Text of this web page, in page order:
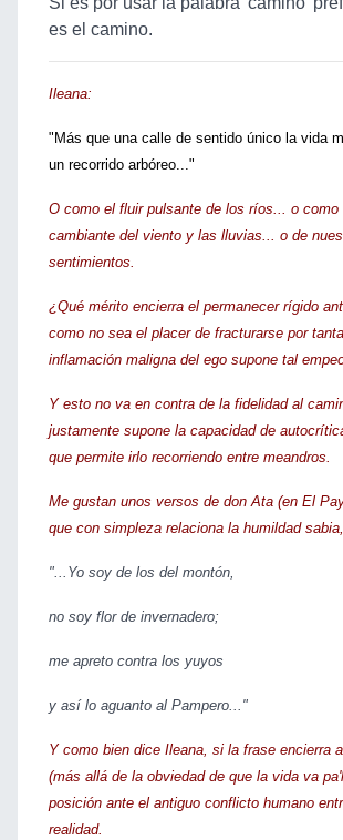
es el camino.
Ileana:
"Más que una calle de sentido único la vida
un recorrido arbóreo..."
O como el fluir pulsante de los ríos... o como
cambiante del viento y las lluvias... o de
sentimientos.
¿Qué mérito encierra el permanecer rígido
como no sea el placer de fracturarse por
inflamación maligna del ego supone tal
Y esto no va en contra de la fidelidad al
justamente supone la capacidad de
que permite irlo recorriendo entre meandros.
Me gustan unos versos de don Ata (en El
que con simpleza relaciona la humildad
"...Yo soy de los del montón,
no soy flor de invernadero;
me apreto contra los yuyos
y así lo aguanto al Pampero..."
Y como bien dice Ileana, si la frase encierra
(más allá de la obviedad de que la vida va
posición ante el antiguo conflicto humano
realidad.